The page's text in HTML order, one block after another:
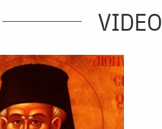
VIDEO